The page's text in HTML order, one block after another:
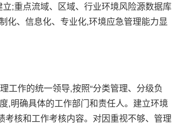
;重点流域、区域、行业环境风险源数据库
化、信息化、专业化,环境应急管理能力显
作的统一领导,按照“分类管理、分级负
,明确具体的工作部门和责任人。建立环境
核和工作考核内容。对因重视不够、管理